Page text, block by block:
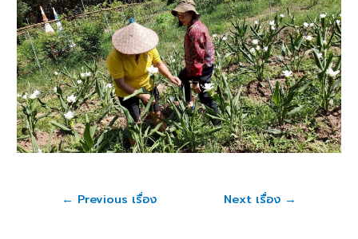
← Previous เรื่อง Next เรื่อง →